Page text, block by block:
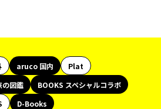
aruco 国内
Plat
の図鑑
BOOKS スペシャルコラボ
D-Books